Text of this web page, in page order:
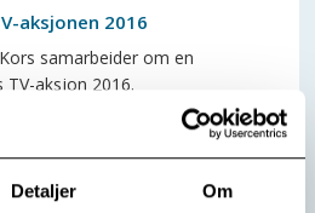
Detaljer Om
aksjonen 2016
samarbeider om en
aksjon 2016.
mer